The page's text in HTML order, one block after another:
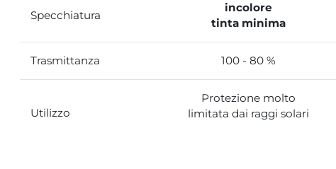
Specchiatura
incolore
tinta minima
Trasmittanza 100 - 80 %
Utilizzo
Protezione molto
limitata dai raggi solari